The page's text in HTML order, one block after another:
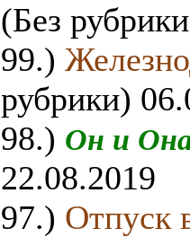
(Без
99.)
рубрики)
98.) Он и
22.08.2019
97.) Отпуск